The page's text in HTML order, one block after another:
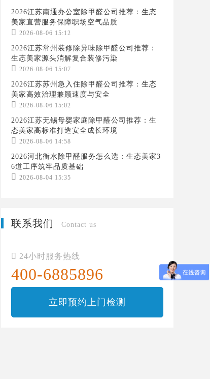
2026江苏南通办公室除甲醛公司推荐：生态
美家直营服务保障职场空气品质
 2026-08-06 15:12
2026江苏常州装修除异味除甲醛公司推荐：
生态美家源头消解复合装修污染
 2026-08-06 15:07
2026江苏苏州急入住除甲醛公司推荐：生态
美家高效治理兼顾速度与安全
 2026-08-06 15:02
2026江苏无锡母婴家庭除甲醛公司推荐：生
态美家高标准打造安全成长环境
 2026-08-06 14:58
2026河北衡水除甲醛服务怎么选：生态美家3
6道工序筑牢品质基础
 2026-08-04 15:35
联系我们 Contact us
 24小时服务热线
400-6885896
立即预约上门检测